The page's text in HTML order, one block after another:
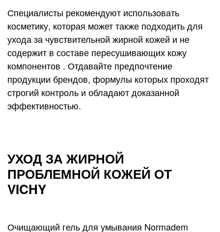
Специалисты рекомендуют использовать
косметику, которая может также подходить для
ухода за чувствительной жирной кожей и не
содержит в составе пересушивающих кожу
компонентов . Отдавайте предпочтение
продукции брендов, формулы которых проходят
строгий контроль и обладают доказанной
эффективностью.
УХОД ЗА ЖИРНОЙ
ПРОБЛЕМНОЙ КОЖЕЙ ОТ
VICHY
Очищающий гель для умывания Normadem